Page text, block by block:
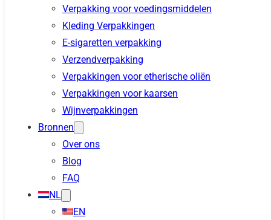
Verpakking voor voedingsmiddelen
Kleding Verpakkingen
E-sigaretten verpakking
Verzendverpakking
Verpakkingen voor etherische oliën
Verpakkingen voor kaarsen
Wijnverpakkingen
Bronnen
Over ons
Blog
FAQ
NL
EN